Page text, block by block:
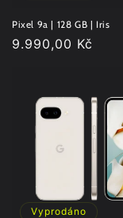
Pixel 9a | 128 GB | Iris
Běžná
9.990,00 Kč
Vyprodáno